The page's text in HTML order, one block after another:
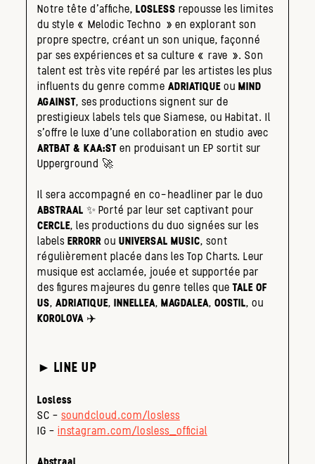
Notre tête d’affiche, LOSLESS repousse les limites
du style « Melodic Techno » en explorant son
propre spectre, créant un son unique, façonné
par ses expériences et sa culture « rave ». Son
talent est très vite repéré par les artistes les plus
influents du genre comme ADRIATIQUEou MIND
AGAINST, ses productions signent sur de
prestigieux labels tels que Siamese, ou Habitat. Il
s’offre le luxe d’une collaboration en studio avec
ARTBAT & KAA:STen produisant un EP sortit sur
Upperground 🚀
Il sera accompagné en co-headliner par le duo
ABSTRAAL ✨ Porté par leur set captivant pour
CERCLE, les productions du duo signées sur les
labels ERRORRou UNIVERSAL MUSIC, sont
régulièrement placée dans les Top Charts. Leur
musique est acclamée, jouée et supportée par
des figures majeures du genre telles queTALE OF
US, ADRIATIQUE, INNELLEA, MAGDALEA, OOSTIL, ou
KOROLOVA✈️
► LINE UP
Losless
SC – soundcloud.com/losless
IG – instagram.com/losless_official